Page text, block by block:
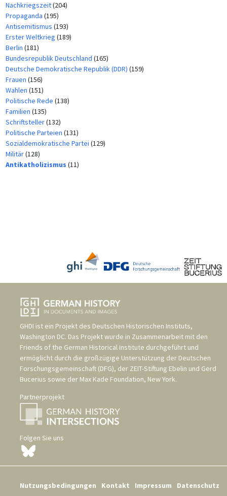
Nachkriegszeit(204)
Propaganda (195)
Antisemitismus (193)
Erster Weltkrieg (189)
Berlin (181)
Bundesrepublik Deutschland (165)
Deutsche Demokratische Republik (DDR) (159)
Frauen (156)
Wahlen (151)
Politische Rede (138)
Familien (135)
Schriftsteller(132)
Politische Parteien (131)
Sozialdemokratische Partei (129)
Militär(128)
Antikatholizismus (11)
GHDI ist ein Projekt des Deutschen Historischen Instituts,
Washington DC. Das Projekt wurde in Zusammenarbeit mit den
Friends of the German Historical Institute durchgeführt und
ermöglicht durch die großzügige Unterstützung der Deutschen
Forschungsgemeinschaft (DFG), der ZEIT-Stiftung Ebelin und Gerd
Bucerius sowie der Max Kade Foundation, New York.
Partnerprojekt
Folgen Sie uns
Nutzungsbedingungen Kontakt Impressum Datenschutz